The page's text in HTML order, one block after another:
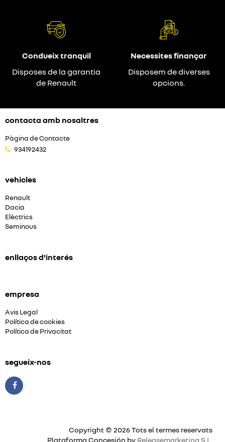
Condueix tranquil
Disposes de la garantia
de Renault
Necessites finançar
Disposem de diverses
opcions.
contacta amb nosaltres
Pàgina de Contacte
934192432
vehicles
Renault
Dacia
Elèctrics
Seminous
enllaços d'interés
empresa
Avis Legal
Política de cookies
Política de Privacitat
segueix-nos
Copyright © 2026 Tots el termes reservats
Plataforma Concesión by Releasemarketing S.L.